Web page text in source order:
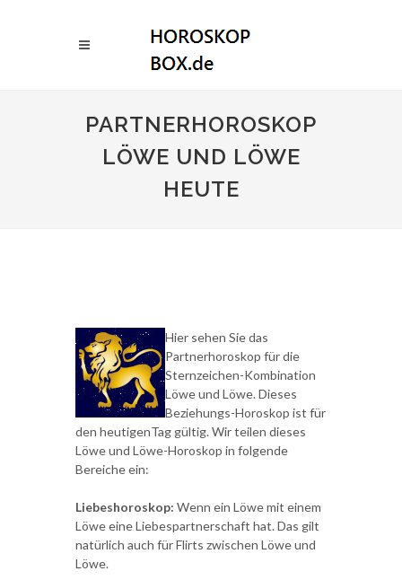
PARTNERHOROSKOP
LÖWE UND LÖWE
HEUTE
Hier sehen Sie das
Partnerhoroskop für die
Sternzeichen-Kombination
Löwe und Löwe. Dieses
Beziehungs-Horoskop ist für
den heutigenTag gültig. Wir teilen dieses
Löwe und Löwe-Horoskop in folgende
Bereiche ein:
Liebeshoroskop: Wenn ein Löwe mit einem
Löwe eine Liebespartnerschaft hat. Das gilt
natürlich auch für Flirts zwischen Löwe und
Löwe.